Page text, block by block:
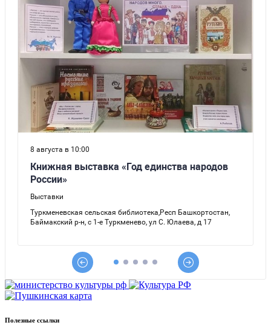
Полезные ссылки